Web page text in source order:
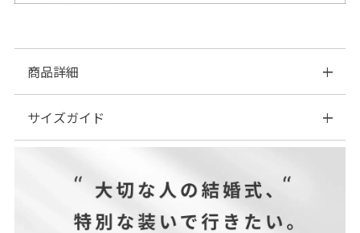
商品詳細
■素材:ポリエステル100%
■伸縮性:なし
■透け感:なし
■カラー:モーブピンク/ブルークリーン/ラベンダー/カーキ
サイズガイド